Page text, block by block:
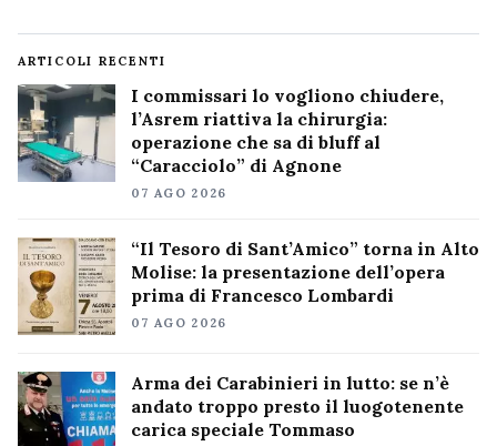
ARTICOLI RECENTI
I commissari lo vogliono chiudere,
l’Asrem riattiva la chirurgia:
operazione che sa di bluff al
“Caracciolo” di Agnone
07 AGO 2026
“Il Tesoro di Sant’Amico” torna in Alto
Molise: la presentazione dell’opera
prima di Francesco Lombardi
07 AGO 2026
Arma dei Carabinieri in lutto: se n’è
andato troppo presto il luogotenente
carica speciale Tommaso